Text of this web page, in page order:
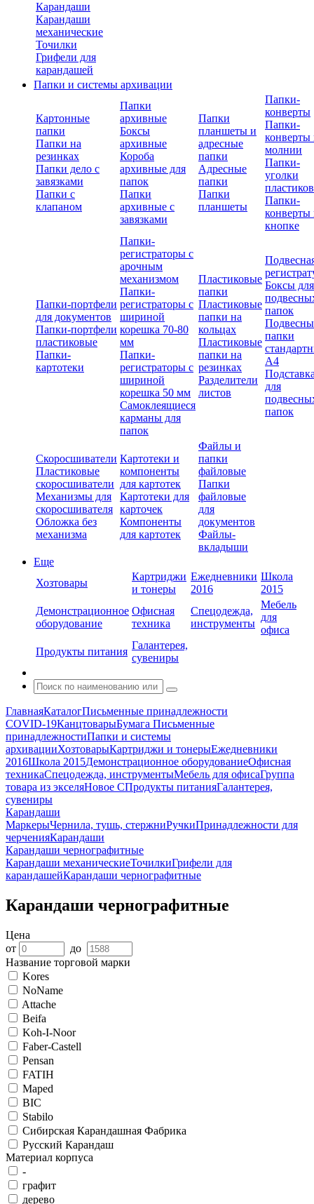
Карандаши
Карандаши
механические
Точилки
Грифели для
карандашей
Папки и системы архивации
Картонные
папки
Папки на
резинках
Папки дело с
завязками
Папки с
клапаном
Папки
архивные
Боксы
архивные
Короба
архивные для
папок
Папки
архивные с
завязками
Папки
планшеты и
адресные
папки
Адресные
папки
Папки
планшеты
Папки-
конверты
Папки-
конверты
молнии
Папки-
уголки
Папки-
конверты
кнопке
Папки-портфели
для документов
Папки-портфели
пластиковые
Папки-
картотеки
Папки-
регистраторы с
арочным
механизмом
Папки-
регистраторы с
шириной
корешка 70-80
мм
Папки-
регистраторы с
шириной
корешка 50 мм
Самоклеящиеся
карманы для
папок
Пластиковые
папки
Пластиковые
папки на
кольцах
Пластиковые
папки на
резинках
Разделители
листов
Боксы для
папок
папки
А4
для
папок
Скоросшиватели
Пластиковые
скоросшиватели
Механизмы для
скоросшивателя
Обложка без
механизма
Картотеки и
компоненты
для картотек
Картотеки для
карточек
Компоненты
для картотек
Файлы и
папки
файловые
Папки
файловые
для
документов
Файлы-
вкладыши
Еще
Хозтовары
Картриджи
и тонеры
Ежедневники
2016
Школа
2015
Демонстрационное
оборудование
Офисная
техника
Спецодежда,
инструменты
Мебель
для
офиса
Продукты питания
Галантерея,
сувениры
ГлавнаяКаталогПисьменные принадлежности
COVID-19КанцтоварыБумага Письменные
принадлежностиПапки и системы
архивацииХозтоварыКартриджи и тонерыЕжедневники
2016Школа 2015Демонстрационное оборудованиеОфисная
техникаСпецодежда, инструментыМебель для офисаГруппа
товара из экселяНовое СПродукты питанияГалантерея,
сувениры
Карандаши
МаркерыЧернила, тушь, стержниРучкиПринадлежности для
черченияКарандаши
Карандаши чернографитные
Карандаши механическиеТочилкиГрифели для
карандашейКарандаши чернографитные
Карандаши чернографитные
Цена
от
до
Название торговой марки
Kores
NoName
Attache
Beifa
Koh-I-Noor
Faber-Castell
Pensan
FATIH
Maped
BIC
Stabilo
Сибирская Карандашная Фабрика
Русский Карандаш
Материал корпуса
-
графит
дерево